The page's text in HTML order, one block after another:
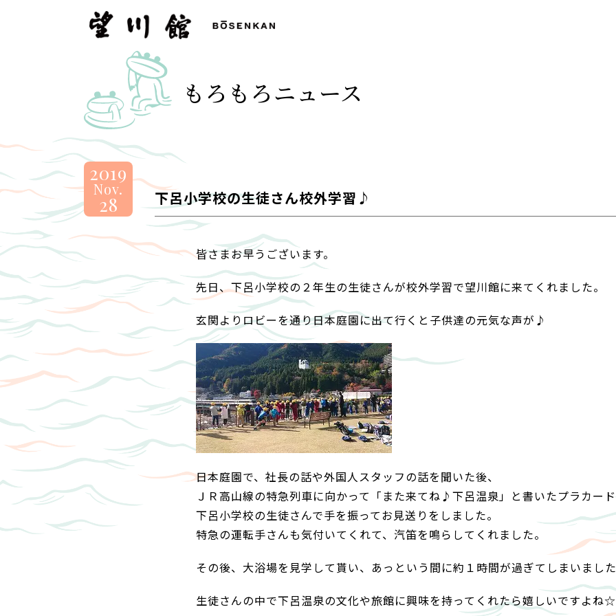
望
川
BOSENKAN
もろもろニュース
2019
Nov.
28 下呂小学校の生徒さん校外学習♪
皆さまお早うございます。
先日、下呂小学校の２年生の生徒さんが校外学習で望川館に来てくれました。
玄関よりロビーを通り日本庭園に出て行くと子供達の元気な声が♪
日本庭園で、社長の話や外国人スタッフの話を聞いた後、
ＪＲ高山線の特急列車に向かって「また来てね♪下呂温泉」と書いたプラカー
下呂小学校の生徒さんで手を振ってお見送りをしました。
特急の運転手さんも気付いてくれて、汽笛を鳴らしてくれました。
その後、大浴場を見学して貰い、あっという間に約１時間が過ぎてしまいまし
生徒さんの中で下呂温泉の文化や旅館に興味を持ってくれたら嬉しいですよね☆